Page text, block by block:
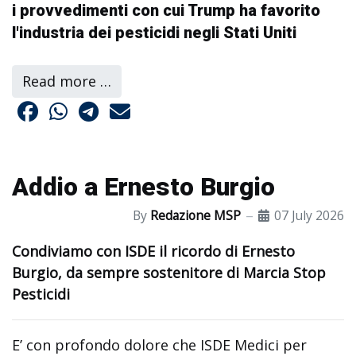
i provvedimenti con cui Trump ha favorito
l'industria dei pesticidi negli Stati Uniti
Read more …
Addio a Ernesto Burgio
By Redazione MSP 07 July 2026
Condiviamo con ISDE il ricordo di Ernesto
Burgio, da sempre sostenitore di Marcia Stop
Pesticidi
E’ con profondo dolore che ISDE Medici per